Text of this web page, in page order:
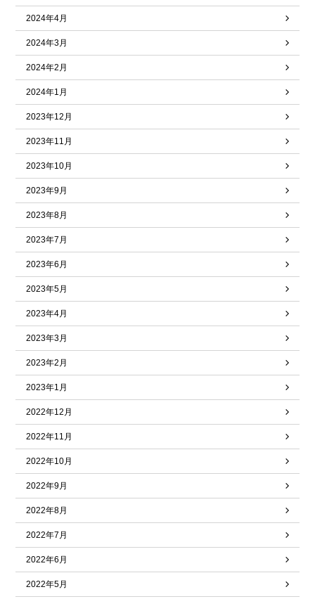
2024年4月
2024年3月
2024年2月
2024年1月
2023年12月
2023年11月
2023年10月
2023年9月
2023年8月
2023年7月
2023年6月
2023年5月
2023年4月
2023年3月
2023年2月
2023年1月
2022年12月
2022年11月
2022年10月
2022年9月
2022年8月
2022年7月
2022年6月
2022年5月